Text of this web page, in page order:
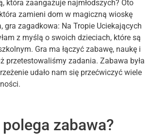
która zaangażuje najmłodszych? Oto
zamieni dom w magiczną wioskę
gra zagadkowa: Na Tropie Uciekających
z myślą o swoich dzieciach, które są
Gra ma łączyć zabawę, naukę i
przetestowaliśmy zadania. Zabawa była
udało nam się przećwiczyć wiele
zabawa?